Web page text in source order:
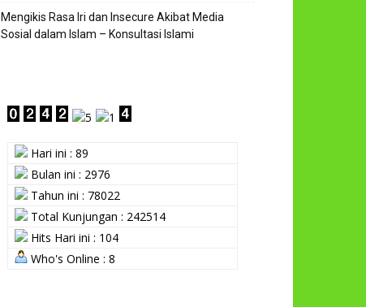
Mengikis Rasa Iri dan Insecure Akibat Media
Sosial dalam Islam – Konsultasi Islami
Hari ini : 89
Bulan ini : 2976
Tahun ini : 78022
Total Kunjungan : 242514
Hits Hari ini : 104
Who's Online : 8